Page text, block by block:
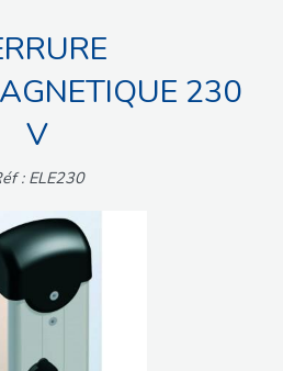
ET ELECTRONIQUES
VISIOPHONES
230
V
: ELE230